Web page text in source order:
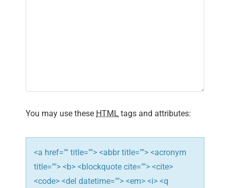
i
o
n
You may use these HTML tags and attributes:
<a href="" title=""> <abbr title=""> <acronym
title=""> <b> <blockquote cite=""> <cite>
<code> <del datetime=""> <em> <i> <q